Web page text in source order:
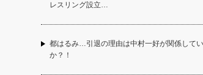
レスリング設立…
都はるみ…引退の理由は中村一好が関係して
か？！